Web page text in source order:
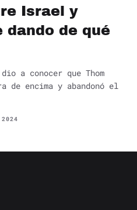
Israel y
dando de qué
a conocer que Thom
encima y abandonó el